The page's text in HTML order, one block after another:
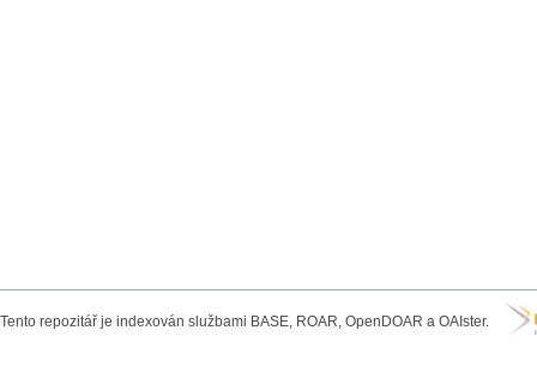
Tento repozitář je indexován službami BASE, ROAR, OpenDOAR a OAIster.